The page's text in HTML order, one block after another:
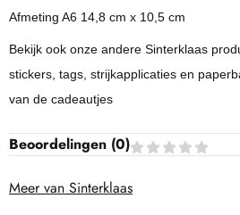
Afmeting A6 14,8 cm x 10,5 cm
Bekijk ook onze andere Sinterklaas
stickers, tags, strijkapplicaties en
van de cadeautjes
Beoordelingen (0)
Meer van Sinterklaas